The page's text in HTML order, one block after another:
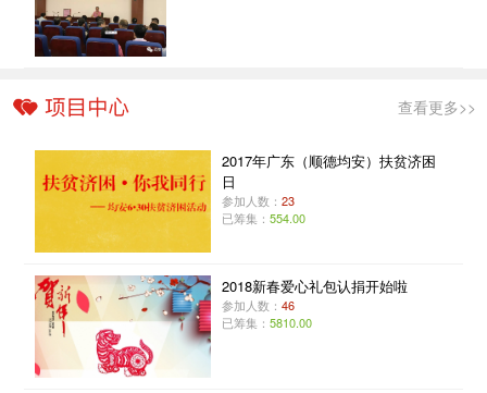
查看更多>>
2017年广东（顺德均安）扶贫济困
日
参加人数： 23
已筹集： 554.00
2018新春爱心礼包认捐开始啦
参加人数： 46
已筹集： 5810.00